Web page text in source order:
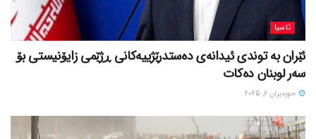
ئاسیا
ئێران بە توندی ئیدانەی دەستدرێژییەکانی ڕژێمی زایۆنیستی بۆ
سەر لوبنان دەکات
حوزه‌یران 6, 2025